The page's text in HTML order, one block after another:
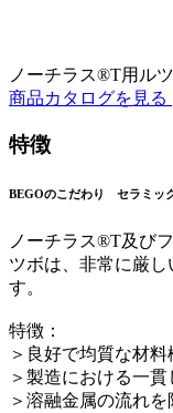
ノーチラス®T用ル
商品カタログを見る
特徴
BEGOのこだわり セラミッ
ノーチラス®T及び
ツボは、非常に厳
す。
特徴：
＞良好で均質な材料
＞製造における一
＞溶融金属の流れを